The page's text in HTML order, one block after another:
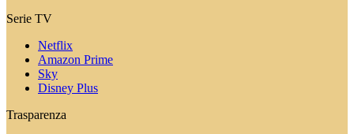
Serie TV
Netflix
Amazon Prime
Sky
Disney Plus
Trasparenza